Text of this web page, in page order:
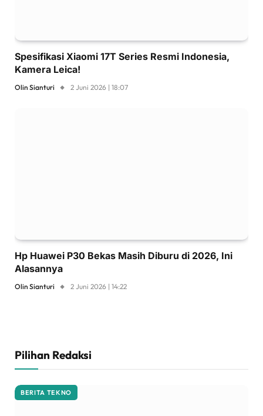
Spesifikasi Xiaomi 17T Series Resmi Indonesia,
Kamera Leica!
Olin Sianturi 2 Juni 2026 | 18:07
Hp Huawei P30 Bekas Masih Diburu di 2026, Ini
Alasannya
Olin Sianturi 2 Juni 2026 | 14:22
Pilihan Redaksi
BERITA TEKNO